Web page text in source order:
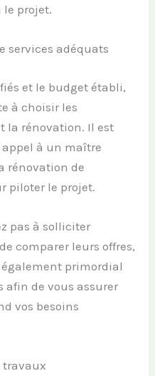
le projet.
services adéquats
et le budget établi,
à choisir les
la rénovation. Il est
à un maître
rénovation de
piloter le projet.
pas à solliciter
comparer leurs offres,
primordial
afin de vous assurer
vos besoins
travaux